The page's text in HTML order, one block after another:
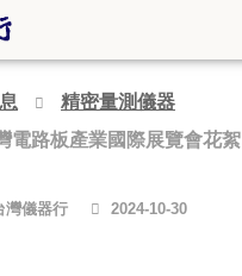
精密量測儀器
電路板產業國際展覽會花絮
灣儀器行 2024-10-30